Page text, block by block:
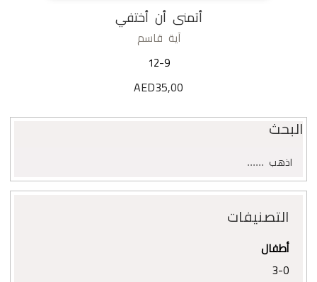
أتمنى أن أختفي
آية قاسم
12-9
AED35,00
البحث
البحث
اذهب
التصنيفات
أطفال
3-0